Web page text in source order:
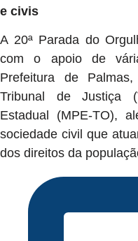
e civis
A 20ª Parada do
com o apoio de
Prefeitura de
Tribunal de Justiça
Estadual (MPE-TO),
sociedade civil que
dos direitos da